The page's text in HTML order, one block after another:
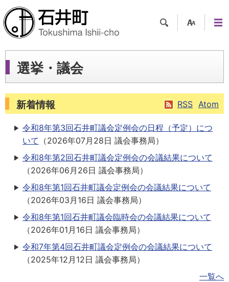
ツー
ュー
選挙・議会
新着情報 RSS Atom
令和8年第3回石井町議会定例会の日程（予定）につ
いて （2026年07月28日 議会事務局）
令和8年第2回石井町議会定例会の会議結果について
（2026年06月26日 議会事務局）
令和8年第1回石井町議会定例会の会議結果について
（2026年03月16日 議会事務局）
令和8年第1回石井町議会臨時会の会議結果について
（2026年01月16日 議会事務局）
令和7年第4回石井町議会定例会の会議結果について
（2025年12月12日 議会事務局）
一覧へ